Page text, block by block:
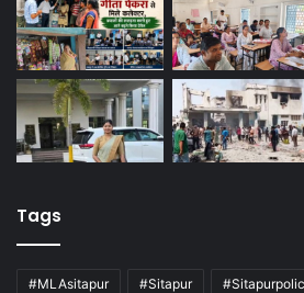
Tags
#MLAsitapur #Sitapur